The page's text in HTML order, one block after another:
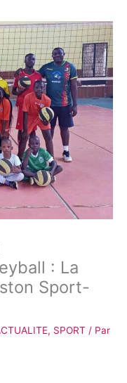
: La
Sport-
, SPORT / Par